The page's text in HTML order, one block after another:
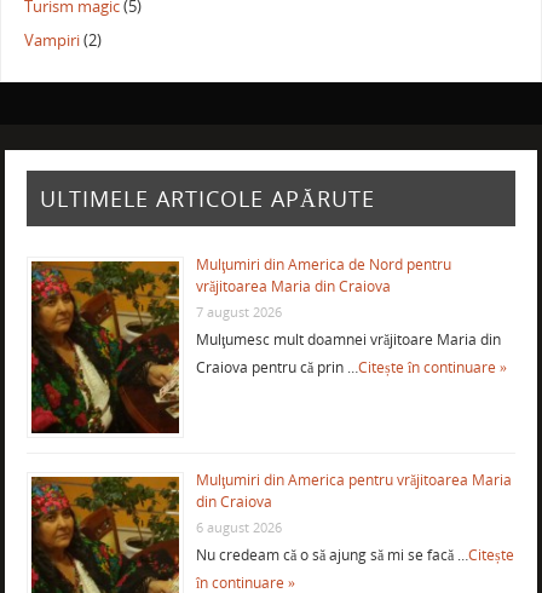
Turism magic(5)
Vampiri(2)
ULTIMELE ARTICOLE APĂRUTE
Mulţumiri din America de Nord pentru
vrăjitoarea Maria din Craiova
7 august 2026
Mulţumesc mult doamnei vrăjitoare Maria din
Craiova pentru că prin …Citește în continuare »
Mulţumiri din America pentru vrăjitoarea Maria
din Craiova
6 august 2026
Nu credeam că o să ajung să mi se facă …Citește
în continuare »